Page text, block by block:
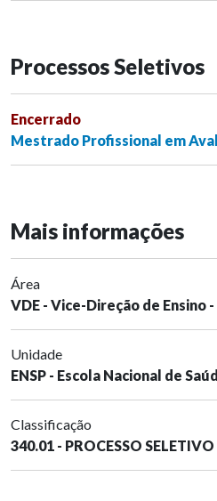
Processos Seletivos
Encerrado
Mestrado Profissional em
Mais informações
Área
VDE - Vice-Direção de Ensino
Unidade
ENSP - Escola Nacional de
Classificação
340.01 - PROCESSO SELETIVO